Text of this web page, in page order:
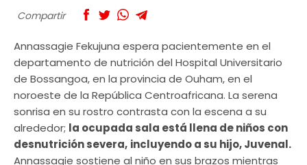
Compartir
Annassagie Fekujuna espera pacientemente en el
departamento de nutrición del Hospital Universitario
de Bossangoa, en la provincia de Ouham, en el
noroeste de la República Centroafricana. La serena
sonrisa en su rostro contrasta con la escena a su
alrededor; la ocupada sala está llena de niños con
desnutrición severa, incluyendo a su hijo, Juvenal.
Annassagie sostiene al niño en sus brazos mientras